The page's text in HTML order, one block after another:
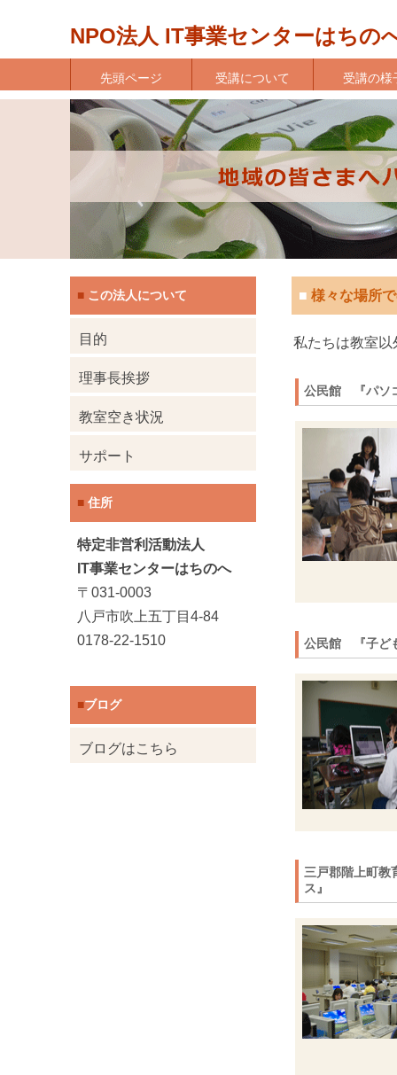
NPO法人 IT事業センターはちの
先頭ページ 受講について 受講の様
■この法人について
目的
理事長挨拶
教室空き状況
サポート
■住所
特定非営利活動法人
IT事業センターはちのへ
〒031-0003
八戸市吹上五丁目4-84
0178-22-1510
■ブログ
ブログはこちら
■ 様々な場所
私たちは教室
公民館 『パソ
公民館 『子ど
三戸郡階上町
ス』